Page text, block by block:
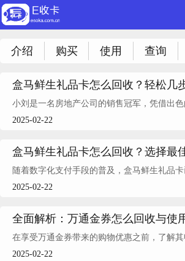
介绍 购买 使用 查询
盒马鲜生礼品卡怎么回收？轻松几
小刘是一名房地产公司的销售冠军，凭借出
2025-02-22
盒马鲜生礼品卡怎么回收？选择最
随着数字化支付手段的普及，盒马鲜生礼品
2025-02-22
全面解析：万通金券怎么回收与使
在享受万通金券带来的购物优惠之前，了解
2025-02-22